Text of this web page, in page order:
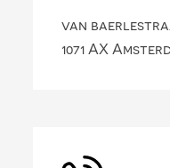
van
1071 AX